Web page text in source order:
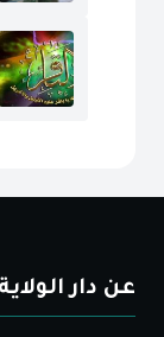
عن دار الولاية